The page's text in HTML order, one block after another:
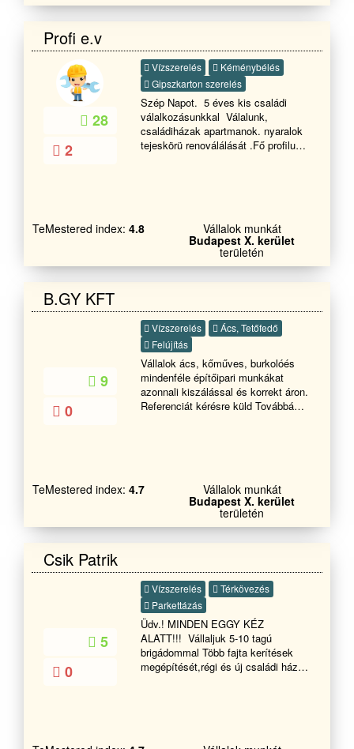
Profi e.v
28
2
Vízszerelés
Kéménybélés
Gipszkarton szerelés
Szép Napot. 5 éves kis családi
válalkozásunkkal Válalunk,
családiházak apartmanok. nyaralok
tejeskörü renoválálását .Fő profilunk
Ebbe értve : Homlokzati szigetelést
,falazást betonozást . burkolást .
fürdö tejes renoválását ! tető javitást
épitést ! Valamint ,Ajtó és ablak
mailen is kérhet ár ajánlatot . 0-24
Köszönöm figyelmed szép napot
TeMestered index: 4.8 Vállalok munkát
Budapest X. kerület
területén
B.GY KFT
9
0
Vízszerelés
Ács, Tetőfedő
Felújítás
Vállalok ács, kőműves, burkolóés
mindenféle építőipari munkákat
azonnali kiszálással és korrekt áron.
Referenciát kérésre küld Továbbá
TeMestered index: 4.7 Vállalok munkát
Budapest X. kerület
területén
Csik Patrik
5
0
Vízszerelés
Térkövezés
Parkettázás
Üdv.! MINDEN EGGY KÉZ
ALATT!!! Vállaljuk 5-10 tagú
brigádommal Több fajta kerítések
megépítését,régi és új családi házak